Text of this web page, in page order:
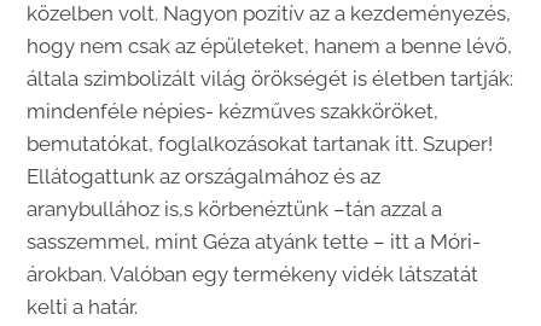
közelben volt. Nagyon pozitív az a kezdeményezés,
hogy nem csak az épületeket, hanem a benne lévő,
általa szimbolizált világ örökségét is életben tartják:
mindenféle népies- kézműves szakköröket,
bemutatókat, foglalkozásokat tartanak itt. Szuper!
Ellátogattunk az országalmához és az
aranybullához is,s körbenéztünk –tán azzal a
sasszemmel, mint Géza atyánk tette – itt a Móri-
árokban. Valóban egy termékeny vidék látszatát
kelti a határ.